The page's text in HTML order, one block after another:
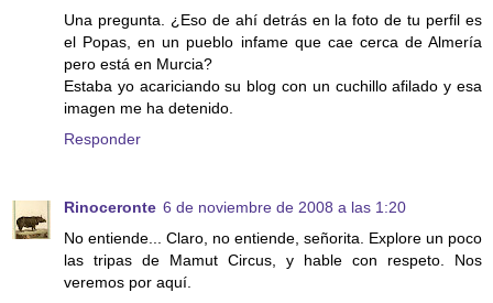
Una pregunta. ¿Eso de ahí detrás en la foto de tu perfil es
el Popas, en un pueblo infame que cae cerca de Almería
pero está en Murcia?
Estaba yo acariciando su blog con un cuchillo afilado y esa
imagen me ha detenido.
Responder
Rinoceronte 6 de noviembre de 2008 a las 1:20
No entiende... Claro, no entiende, señorita. Explore un poco
las tripas de Mamut Circus, y hable con respeto. Nos
veremos por aquí.